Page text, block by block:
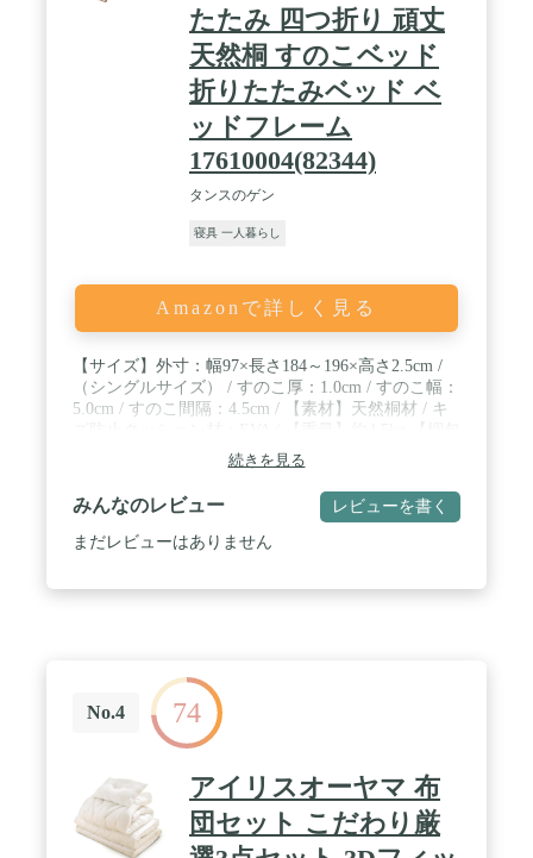
たたみ 四つ折り 頑丈
天然桐 すのこベッド
折りたたみベッド ベ
ッドフレーム
17610004(82344)
タンスのゲン
寝具 一人暮らし
Amazonで詳しく見る
【サイズ】外寸：幅97×長さ184～196×高さ2.5cm /
（シングルサイズ） / すのこ厚：1.0cm / すのこ幅：
5.0cm / すのこ間隔：4.5cm / 【素材】天然桐材 / キ
サイズ】12×49×99cm / 【生産国】中国(ISO9001認定
工場で生産)【完成品】 / ※敷いたまま無理に引きず
ると床に傷がつく恐れがありますので、ご注意くだ
さい。※すのこの上に立つ場合はさん木の上に足を
かけるなど強度の弱い部分に体重がかからないよう
で、予めご了承ください。 ※2022年12月8日にすの
この厚み、サイズの仕様を一部変更しました。 /
【スタッフのおすすめポイント！】 ・長さは184～
196cmまで調節可能 ・国内の第3者機関にて、性能
試験を実施 ・布団を湿気・結露から守るすのこマッ
ト ・お子様にも安心の低ホルムアルデヒド仕様 ・
四つ折りにして布団干しも楽に！ ・折りたたみ固定
は簡単マジックテープ式 ・キズ防止クッション付き
続きを見る
みんなのレビュー レビューを書く
まだレビューはありません
No.4 74
アイリスオーヤマ 布
団セット こだわり厳